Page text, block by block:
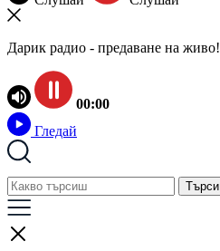
Дарик радио - предаване на живо!
00:00
Гледай